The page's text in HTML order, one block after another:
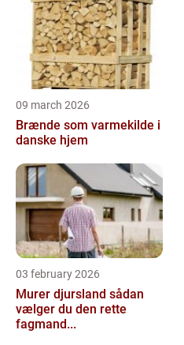
09 march 2026
Brænde som varmekilde i
danske hjem
03 february 2026
Murer djursland sådan
vælger du den rette
fagmand...